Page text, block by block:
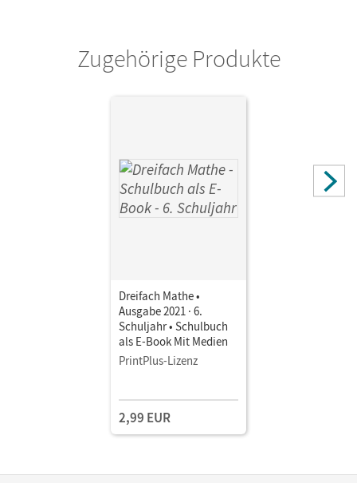
Zugehörige Produkte
Dreifach Mathe •
Ausgabe 2021 · 6.
Schuljahr • Schulbuch
als E-Book Mit Medien
PrintPlus-Lizenz
2,99 EUR